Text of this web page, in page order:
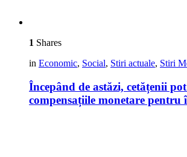
1 Shares
in Economic, Social, Stiri actuale, Stiri
Începând de astăzi, cetățenii
compensațiile monetare pentru